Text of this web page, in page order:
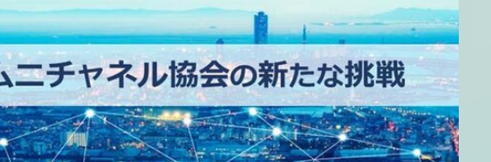
サービスメニュー 日本オムニチャネル協会
トップページ
特集
動画
サイトマップ
現在開催予定のセミナー
セミナー
非公開: 【8/6開催】AIエージェント時
代、日本企業は何から始めるべきか。〜